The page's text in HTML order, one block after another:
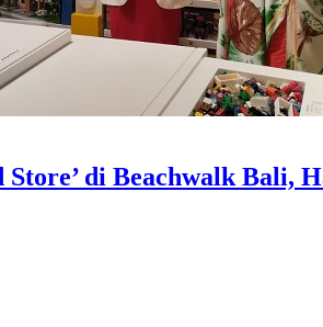
di Beachwalk Bali,